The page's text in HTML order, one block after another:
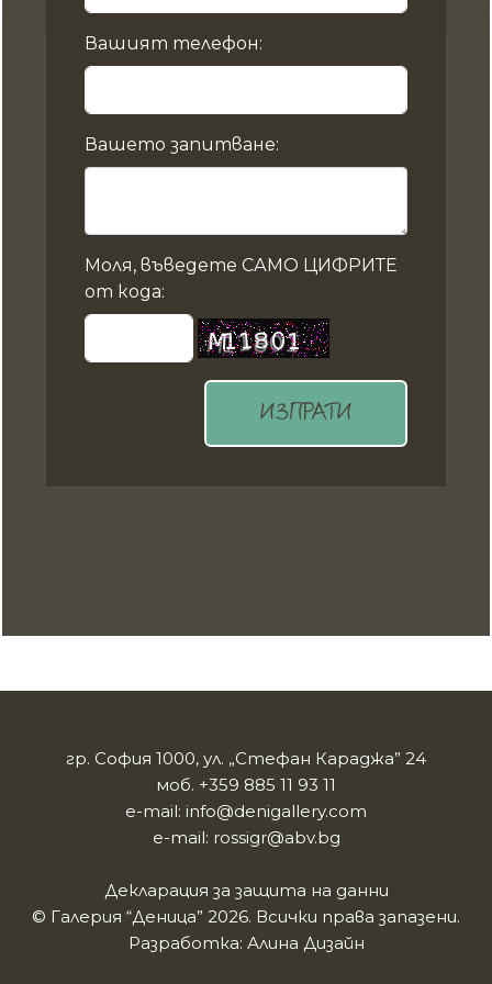
Вашият телефон:
Вашето запитване:
Моля, въведете САМО ЦИФРИТЕ
от кода:
ИЗПРАТИ
гр. София 1000, ул. „Стефан Караджа” 24
моб. +359 885 11 93 11
e-mail: info@denigallery.com
e-mail: rossigr@abv.bg
Декларация за защита на данни
© Галерия “Деница” 2026. Всички права запазени.
Разработка: Алина Дизайн